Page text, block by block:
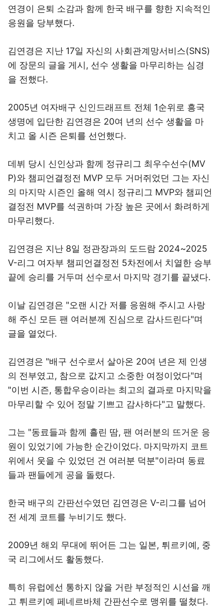
연경이 은퇴 소감과 함께 한국 배구를 향한 지속적인
응원을 당부했다.
김연경은 지난 17일 자신의 사회관계망서비스(SNS)
에 장문의 글을 게시, 선수 생활을 마무리하는 심경
을 전했다.
2005년 여자배구 신인드래프트 전체 1순위로 흥국
생명에 입단한 김연경은 20여 년의 선수 생활을 마
치고 올 시즌 은퇴를 선언했다.
데뷔 당시 신인상과 함께 정규리그 최우수선수(MV
P)와 챔피언결정전 MVP 모두 거머쥐었던 그는 자신
의 마지막 시즌인 올해 역시 정규리그 MVP와 챔피언
결정전 MVP를 석권하며 가장 높은 곳에서 화려하게
마무리했다.
김연경은 지난 8일 정관장과의 도드람 2024~2025
V-리그 여자부 챔피언결정전 5차전에서 치열한 승부
끝에 승리를 거두며 선수로서 마지막 경기를 끝냈다.
이날 김연경은 "오랜 시간 저를 응원해 주시고 사랑
해 주신 모든 팬 여러분께 진심으로 감사드린다"며
글을 열었다.
김연경은 "배구 선수로서 살아온 20여 년은 제 인생
의 전부였고, 참으로 값지고 소중한 여정이었다"며
"이번 시즌, 통합우승이라는 최고의 결과로 마지막을
마무리할 수 있어 정말 기쁘고 감사하다"고 말했다.
그는 "동료들과 함께 흘린 땀, 팬 여러분의 뜨거운 응
원이 있었기에 가능한 순간이었다. 마지막까지 코트
위에서 웃을 수 있었던 건 여러분 덕분"이라며 동료
들과 팬들에게 공을 돌렸다.
한국 배구의 간판선수였던 김연경은 V-리그를 넘어
전 세계 코트를 누비기도 했다.
2009년 해외 무대에 뛰어든 그는 일본, 튀르키예, 중
국 리그에서도 활동했다.
특히 유럽에선 통하지 않을 거란 부정적인 시선을 깨
고 튀르키예 페네르바체 간판선수로 맹위를 떨쳤다.